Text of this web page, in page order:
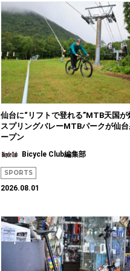
仙台に“リフトで登れる”MTB天国が
スプリングバレーMTBパークが仙
ープン
Bicycle Club編集部
SPORTS
2026.08.01